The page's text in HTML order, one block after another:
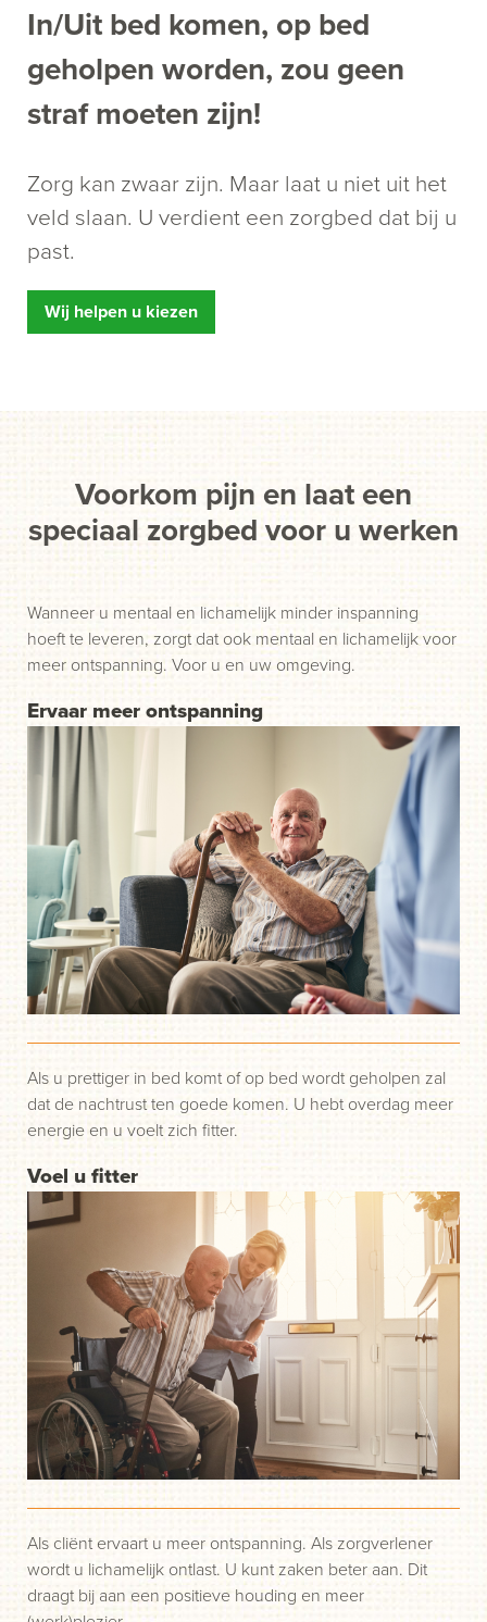
In/Uit bed komen, op bed
geholpen worden, zou geen
straf moeten zijn!
Zorg kan zwaar zijn. Maar laat u niet uit het
veld slaan. U verdient een zorgbed dat bij u
past.
Wij helpen u kiezen
Voorkom pijn en laat een
speciaal zorgbed voor u werken
Ervaar meer ontspanning
Wanneer u mentaal en lichamelijk minder inspanning
hoeft te leveren, zorgt dat ook mentaal en lichamelijk voor
meer ontspanning. Voor u en uw omgeving.
Voel u fitter
Als u prettiger in bed komt of op bed wordt geholpen zal
dat de nachtrust ten goede komen. U hebt overdag meer
energie en u voelt zich fitter.
Als cliënt ervaart u meer ontspanning. Als zorgverlener
wordt u lichamelijk ontlast. U kunt zaken beter aan. Dit
draagt bij aan een positieve houding en meer